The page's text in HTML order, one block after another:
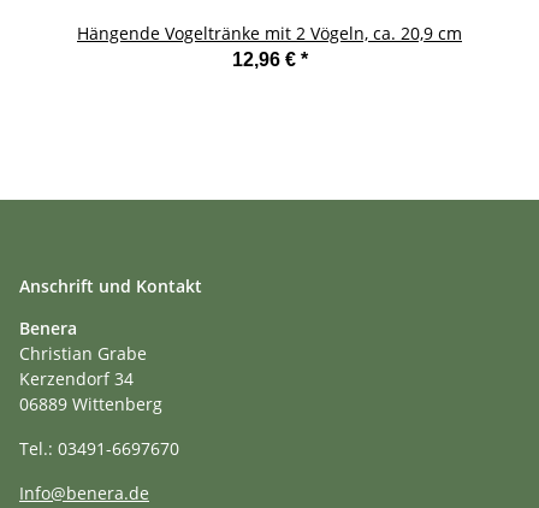
Hängende Vogeltränke mit 2 Vögeln, ca. 20,9 cm
12,96 € *
Anschrift und Kontakt
Benera
Christian Grabe
Kerzendorf 34
06889 Wittenberg
Tel.: 03491-6697670
Info@benera.de